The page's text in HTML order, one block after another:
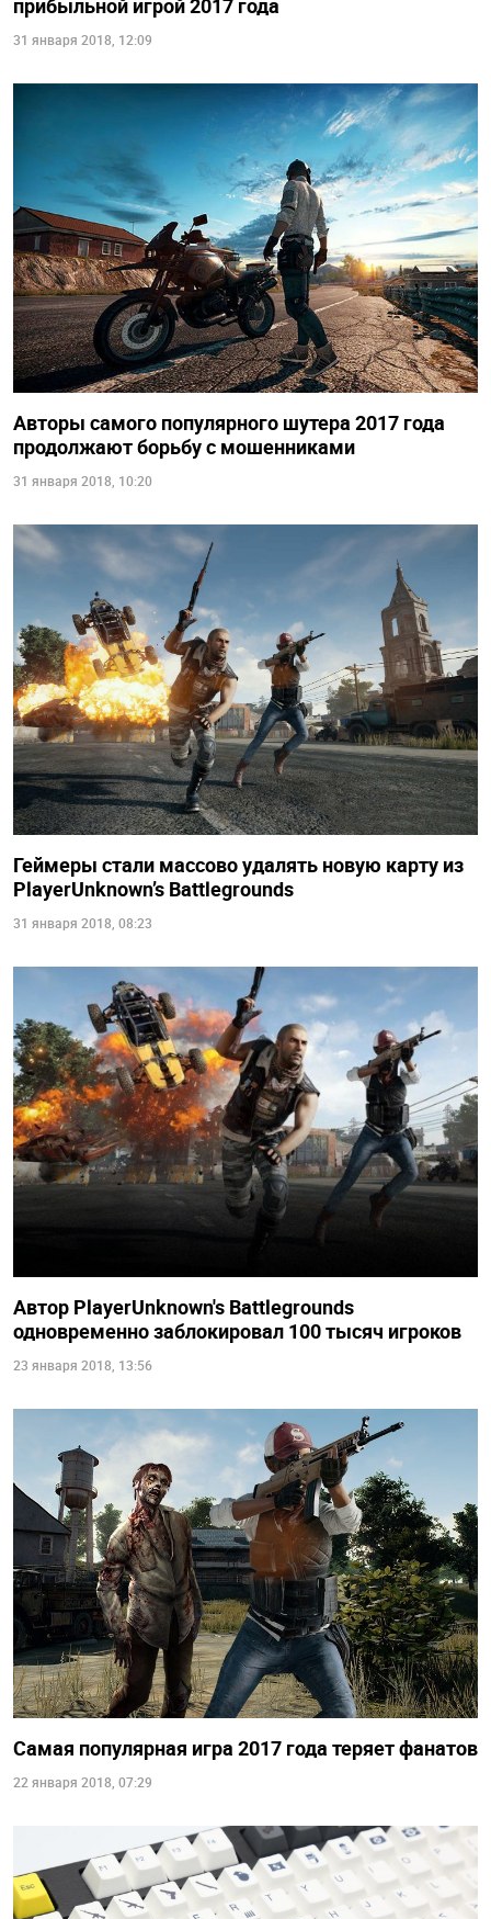
31 января 2018, 12:09
Авторы самого популярного шутера 2017 года
продолжают борьбу с мошенниками
31 января 2018, 10:20
Геймеры стали массово удалять новую карту из
PlayerUnknown’s Battlegrounds
31 января 2018, 08:23
Автор PlayerUnknown's Battlegrounds
одновременно заблокировал 100 тысяч игроков
23 января 2018, 13:56
Самая популярная игра 2017 года теряет фанатов
22 января 2018, 07:29